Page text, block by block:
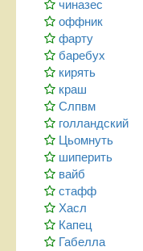
чиназес
оффник
фарту
баребух
кирять
краш
Слпвм
голландский
Цьомнуть
шиперить
вайб
стафф
Хасл
Капец
Габелла